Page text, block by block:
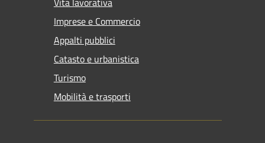
Imprese e Commercio
Appalti pubblici
Catasto e urbanistica
Turismo
Mobilità e trasporti